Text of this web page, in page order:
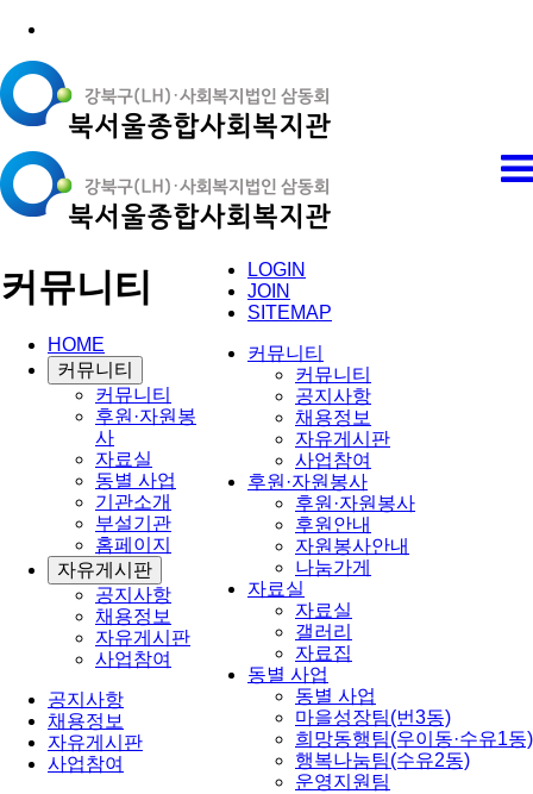
LOGIN
JOIN
SITEMAP
커뮤니티
커뮤니티
공지사항
채용정보
자유게시판
사업참여
후원·자원봉사
후원·자원봉사
후원안내
자원봉사안내
나눔가게
자료실
자료실
갤러리
자료집
동별 사업
동별 사업
마을성장팀(번3동)
희망동행팀(우이동·수유1동)
행복나눔팀(수유2동)
운영지원팀
커뮤니티
HOME
커뮤니티
커뮤니티
후원·자원봉
사
자료실
동별 사업
기관소개
부설기관
홈페이지
자유게시판
공지사항
채용정보
자유게시판
사업참여
공지사항
채용정보
자유게시판
사업참여